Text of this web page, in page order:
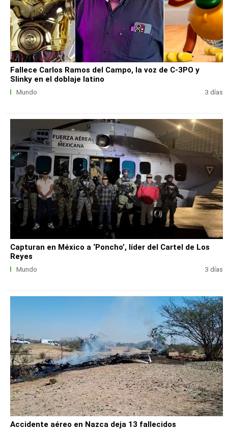
Fallece Carlos Ramos del Campo, la voz de C-3PO y
Slinky en el doblaje latino
Mundo 3 días
Capturan en México a ‘Poncho’, líder del Cartel de Los
Reyes
Mundo 3 días
Accidente aéreo en Nazca deja 13 fallecidos